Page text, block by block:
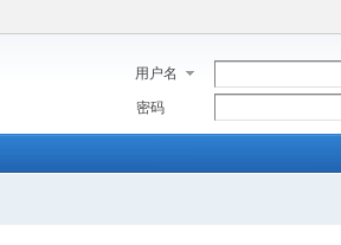
用户名
密码